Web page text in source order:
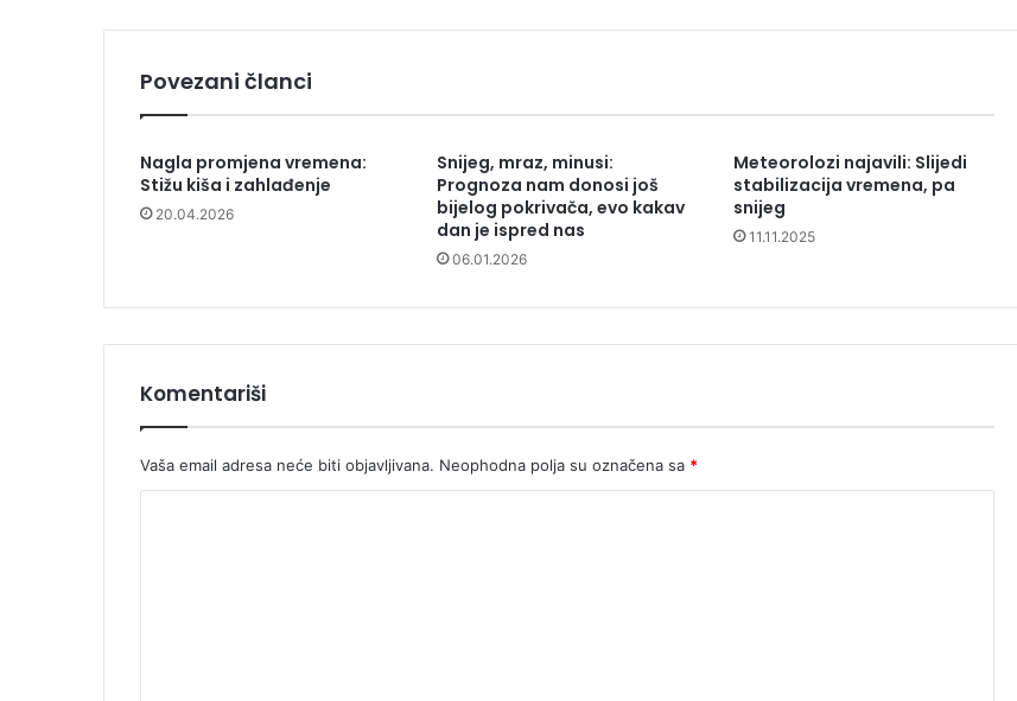
Povezani članci
Nagla promjena vremena:
Stižu kiša i zahlađenje
20.04.2026
Snijeg, mraz, minusi:
Prognoza nam donosi još
bijelog pokrivača, evo kakav
dan je ispred nas
06.01.2026
Meteorolozi najavili: Slijedi
stabilizacija vremena, pa
snijeg
11.11.2025
Komentariši
Vaša email adresa neće biti objavljivana. Neophodna polja su označena sa *